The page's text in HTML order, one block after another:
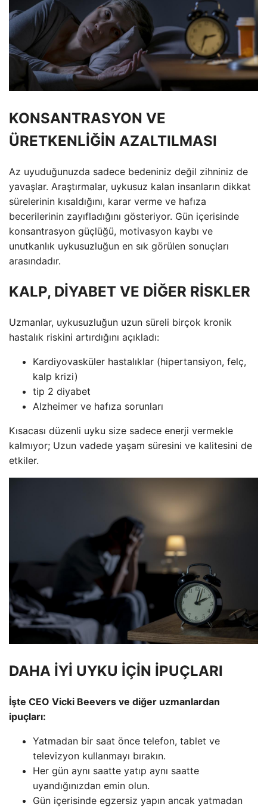
KONSANTRASYON VE
ÜRETKENLİĞİN AZALTILMASI
Az uyuduğunuzda sadece bedeniniz değil zihniniz de
yavaşlar. Araştırmalar, uykusuz kalan insanların dikkat
sürelerinin kısaldığını, karar verme ve hafıza
becerilerinin zayıfladığını gösteriyor. Gün içerisinde
konsantrasyon güçlüğü, motivasyon kaybı ve
unutkanlık uykusuzluğun en sık görülen sonuçları
arasındadır.
KALP, DİYABET VE DİĞER RİSKLER
Uzmanlar, uykusuzluğun uzun süreli birçok kronik
hastalık riskini artırdığını açıkladı:
Kardiyovasküler hastalıklar (hipertansiyon, felç,
kalp krizi)
tip 2 diyabet
Alzheimer ve hafıza sorunları
Kısacası düzenli uyku size sadece enerji vermekle
kalmıyor; Uzun vadede yaşam süresini ve kalitesini de
etkiler.
DAHA İYİ UYKU İÇİN İPUÇLARI
İşte CEO Vicki Beevers ve diğer uzmanlardan
ipuçları:
Yatmadan bir saat önce telefon, tablet ve
televizyon kullanmayı bırakın.
Her gün aynı saatte yatıp aynı saatte
uyandığınızdan emin olun.
Gün içerisinde egzersiz yapın ancak yatmadan